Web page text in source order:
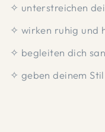
✧ unterstreichen
✧ wirken ruhig und
✧ begleiten dich
✧ geben deinem